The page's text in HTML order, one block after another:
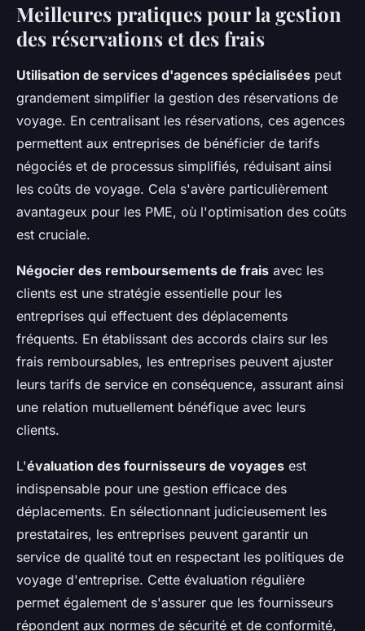
Meilleures pratiques pour la gestion
des réservations et des frais
Utilisation de services d'agences spécialisées peut
grandement simplifier la gestion des réservations de
voyage. En centralisant les réservations, ces agences
permettent aux entreprises de bénéficier de tarifs
négociés et de processus simplifiés, réduisant ainsi
les coûts de voyage. Cela s'avère particulièrement
avantageux pour les PME, où l'optimisation des coûts
est cruciale.
Négocier des remboursements de frais avec les
clients est une stratégie essentielle pour les
entreprises qui effectuent des déplacements
fréquents. En établissant des accords clairs sur les
frais remboursables, les entreprises peuvent ajuster
leurs tarifs de service en conséquence, assurant ainsi
une relation mutuellement bénéfique avec leurs
clients.
L'évaluation des fournisseurs de voyages est
indispensable pour une gestion efficace des
déplacements. En sélectionnant judicieusement les
prestataires, les entreprises peuvent garantir un
service de qualité tout en respectant les politiques de
voyage d'entreprise. Cette évaluation régulière
permet également de s'assurer que les fournisseurs
répondent aux normes de sécurité et de conformité,